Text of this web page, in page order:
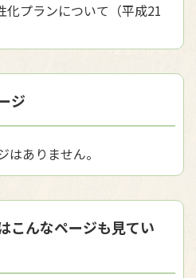
化プランについて（平成21
ジ
ありません。
こんなページも見てい